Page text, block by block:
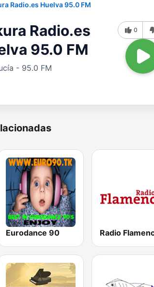
Radio.es Huelva 95.0 FM
Radio.es
95.0 FM
- 95.0 FM
0
Eurodance 90